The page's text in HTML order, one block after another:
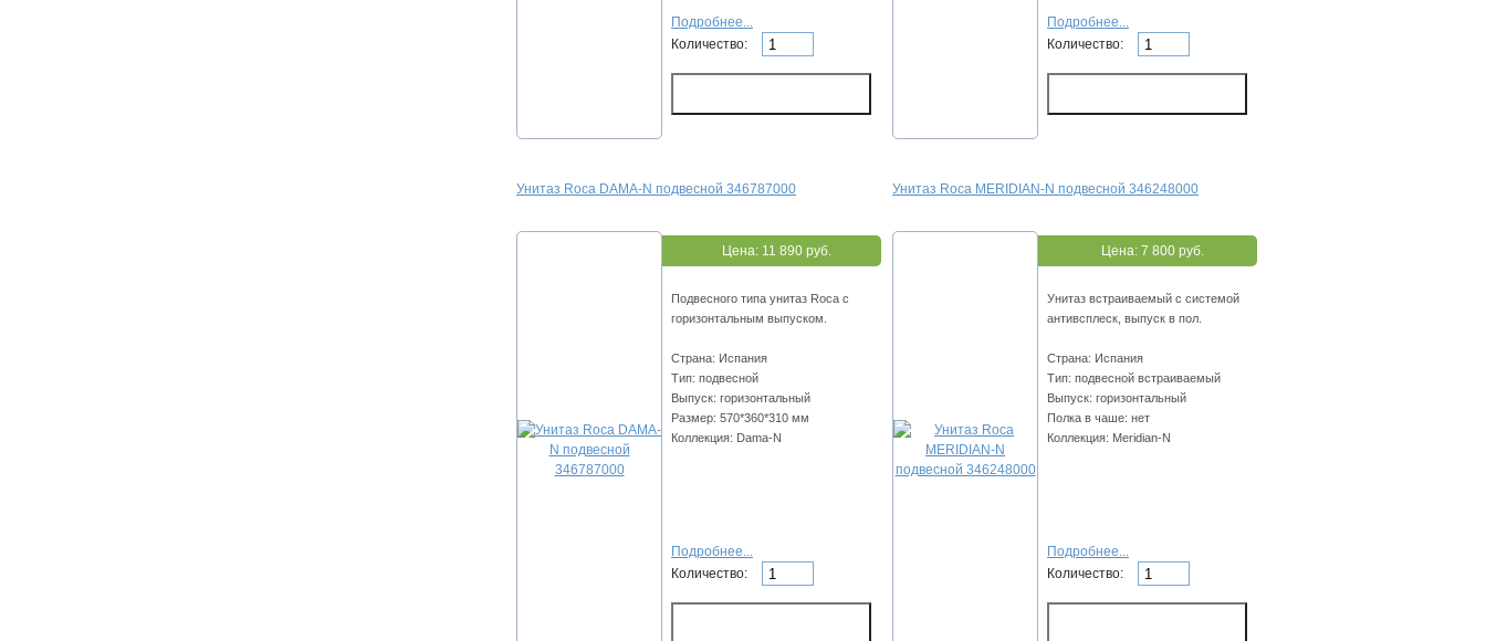
Подробнее...
Количество:
Подробнее...
Количество:
Унитаз Roca DAMA-N подвесной 346787000
Цена: 11 890 руб.
Подвесного типа унитаз Roca с
горизонтальным выпуском.
Страна: Испания
Тип: подвесной
Выпуск: горизонтальный
Размер: 570*360*310 мм
Коллекция: Dama-N
Подробнее...
Количество:
Унитаз Roca MERIDIAN-N подвесной 346248000
Цена: 7 800 руб.
Унитаз встраиваемый с системой
антивсплеск, выпуск в пол.
Страна: Испания
Тип: подвесной встраиваемый
Выпуск: горизонтальный
Полка в чаше: нет
Коллекция: Meridian-N
Подробнее...
Количество: